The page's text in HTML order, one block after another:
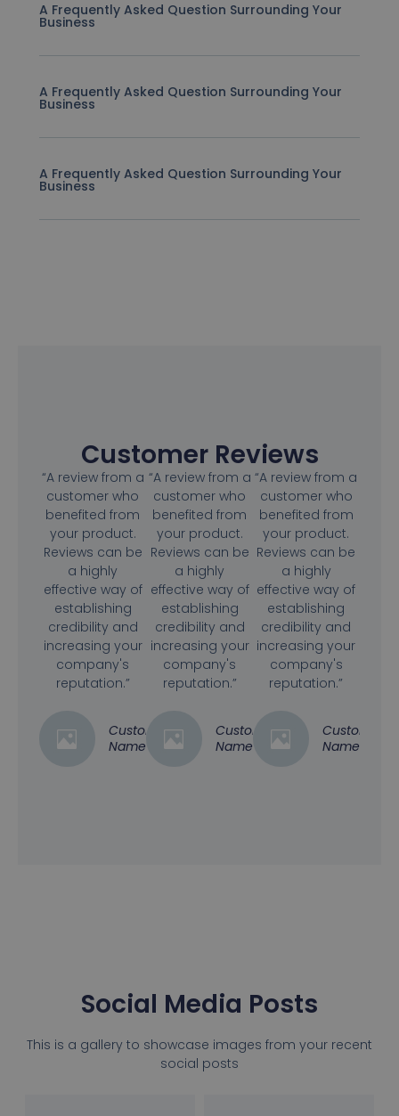
A Frequently Asked Question Surrounding Your
Business
A Frequently Asked Question Surrounding Your
Business
A Frequently Asked Question Surrounding Your
Business
Customer Reviews
“A review from a
customer who
benefited from
your product.
Reviews can be
a highly
effective way of
establishing
credibility and
increasing your
company's
reputation.”
Customer
Name
“A review from a
customer who
benefited from
your product.
Reviews can be
a highly
effective way of
establishing
credibility and
increasing your
company's
reputation.”
Customer
Name
“A review from a
customer who
benefited from
your product.
Reviews can be
a highly
effective way of
establishing
credibility and
increasing your
company's
reputation.”
Customer
Name
Social Media Posts
This is a gallery to showcase images from your recent
social posts